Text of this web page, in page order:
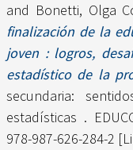
and Bonetti, Olga
finalización de la
joven : logros,
estadístico de la
secundaria:
estadísticas .
978-987-626-284-2